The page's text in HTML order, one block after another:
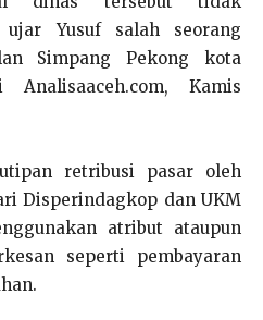
ujar Yusuf salah seorang
Simpang Pekong kota
Kamis
retribusi pasar oleh
Disperindagkop dan UKM
atribut ataupun
seperti pembayaran